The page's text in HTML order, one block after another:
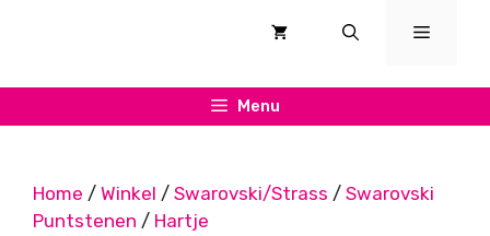
Menu
Menu
Home / Winkel / Swarovski/Strass / Swarovski
Puntstenen / Hartje